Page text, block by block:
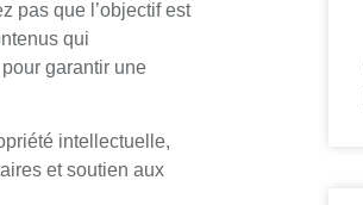
pas que l’objectif est
qui
garantir une
intellectuelle,
et soutien aux